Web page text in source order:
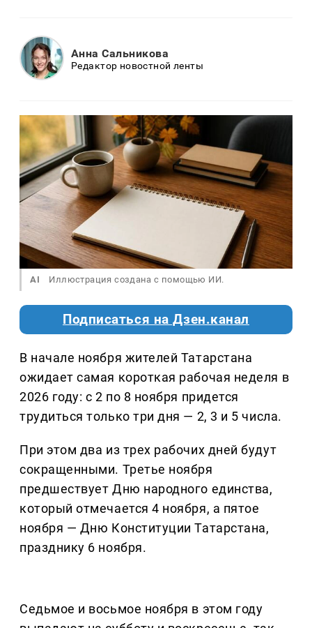
Анна Сальникова
Редактор новостной ленты
AI Иллюстрация создана с помощью ИИ.
Подписаться на Дзен.канал
В начале ноября жителей Татарстана
ожидает самая короткая рабочая неделя в
2026 году: с 2 по 8 ноября придется
трудиться только три дня — 2, 3 и 5 числа.
При этом два из трех рабочих дней будут
сокращенными. Третье ноября
предшествует Дню народного единства,
который отмечается 4 ноября, а пятое
ноября — Дню Конституции Татарстана,
празднику 6 ноября.
Седьмое и восьмое ноября в этом году